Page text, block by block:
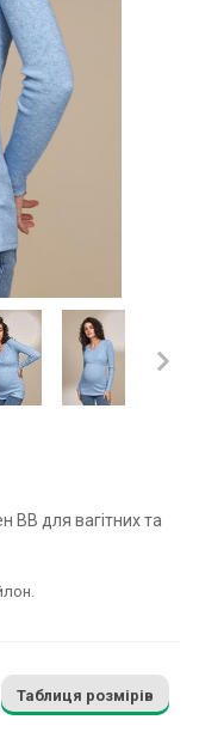
BB для вагітних та
Таблиця розмірів